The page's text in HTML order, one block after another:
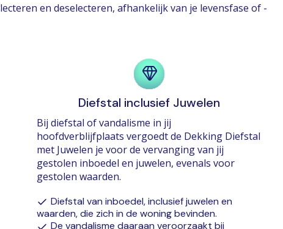
en deselecteren, afhankelijk van je levensfase of -
Diefstal inclusief Juwelen
Bij diefstal of vandalisme in jij
hoofdverblijfplaats vergoedt de Dekking Diefstal
met Juwelen je voor de vervanging van jij
gestolen inboedel en juwelen, evenals voor
gestolen waarden.
Diefstal van inboedel, inclusief juwelen en
waarden, die zich in de woning bevinden.
De vandalisme daaraan veroorzaakt bij